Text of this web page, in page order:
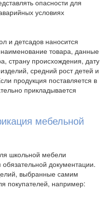
опасности для
условиях
и детсадов наносится
товара, данные
страну происхождения, дату
средний рост детей и
продукция поставляется в
прикладывается
мебельной
школьной мебели
документации.
выбранные самим
покупателей, например: